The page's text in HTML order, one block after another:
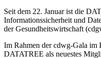
Seit dem 22. Januar ist die
Informationssicherheit und
der Gesundheitswirtschaft
Im Rahmen der cdwg-Gala im
DATATREE als neuestes